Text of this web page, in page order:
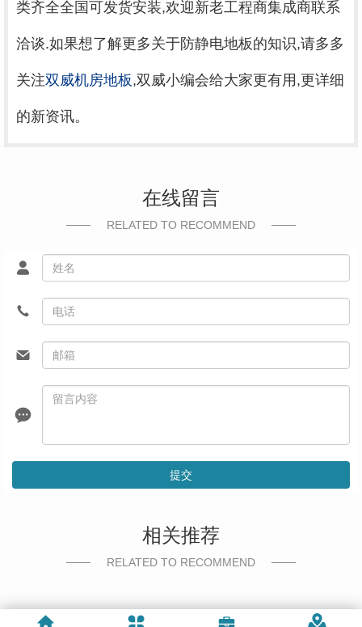
类齐全全国可发货安装,欢迎新老工程商集成商联系
洽谈.如果想了解更多关于防静电地板的知识,请多多
关注双威机房地板,双威小编会给大家更有用,更详细
的新资讯。
在线留言
RELATED TO RECOMMEND
提交
相关推荐
RELATED TO RECOMMEND